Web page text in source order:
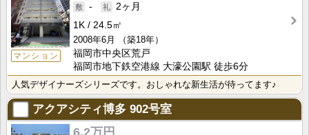
マンション
-
2ヶ月
1K
24.5㎡
2008年6月
（築18年）
福岡市中央区荒戸
福岡市地下鉄空港線 大濠公園駅 徒歩6分
人気デザイナーズシリーズです。おしゃれな新生活が待ってます♪
アクアシティ博多 902号室